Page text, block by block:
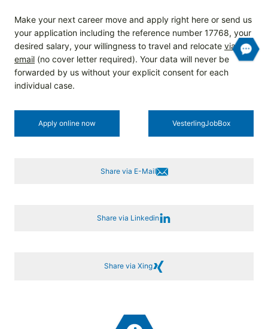
Make your next career move and apply right here or send us
your application including the reference number 17768, your
desired salary, your willingness to travel and relocate via
email (no cover letter required). Your data will never be
forwarded by us without your explicit consent for each
individual case.
Apply online now Vesterling­JobBox
Share via E-Mail
Share via Linkedin
Share via Xing